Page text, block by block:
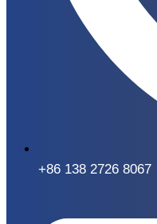
+86 138 2726 8067